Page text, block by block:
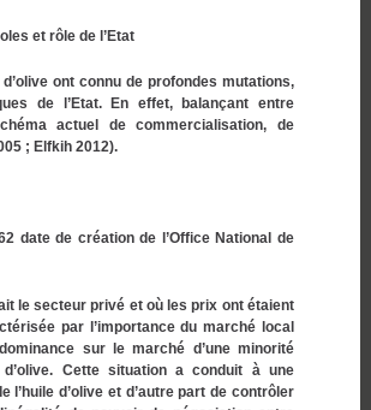
et rôle de l’Etat
ont connu de profondes mutations,
de l’Etat. En effet, balançant entre
actuel de commercialisation, de
; Elfkih 2012).
date de création de l’Office National de
le secteur privé et où les prix ont étaient
par l’importance du marché local
sur le marché d’une minorité
Cette situation a conduit à une
d’olive et d’autre part de contrôler